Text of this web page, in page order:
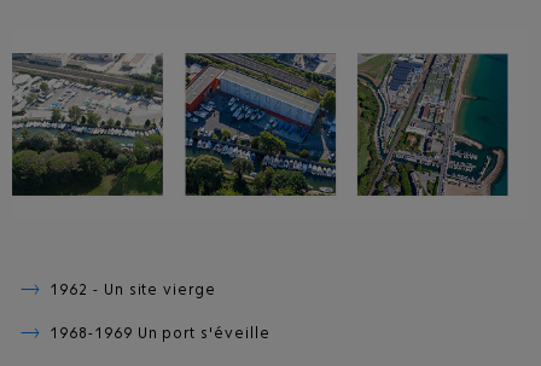
1962 - Un site vierge
1968-1969 Un port s'éveille